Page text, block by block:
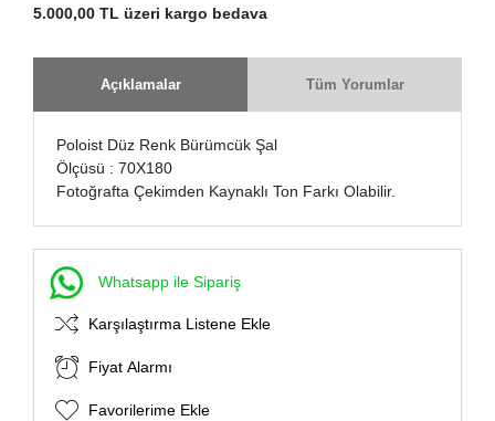
5.000,00 TL üzeri kargo bedava
Açıklamalar Tüm Yorumlar
Poloist Düz Renk Bürümcük Şal
Ölçüsü : 70X180
Fotoğrafta Çekimden Kaynaklı Ton Farkı Olabilir.
Whatsapp ile Sipariş
Karşılaştırma Listene Ekle
Fiyat Alarmı
Favorilerime Ekle